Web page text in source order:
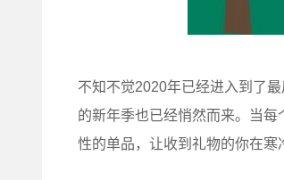
不知不觉2020年已经进入到了
的新年季也已经悄然而来。当
性的单品，让收到礼物的你在寒